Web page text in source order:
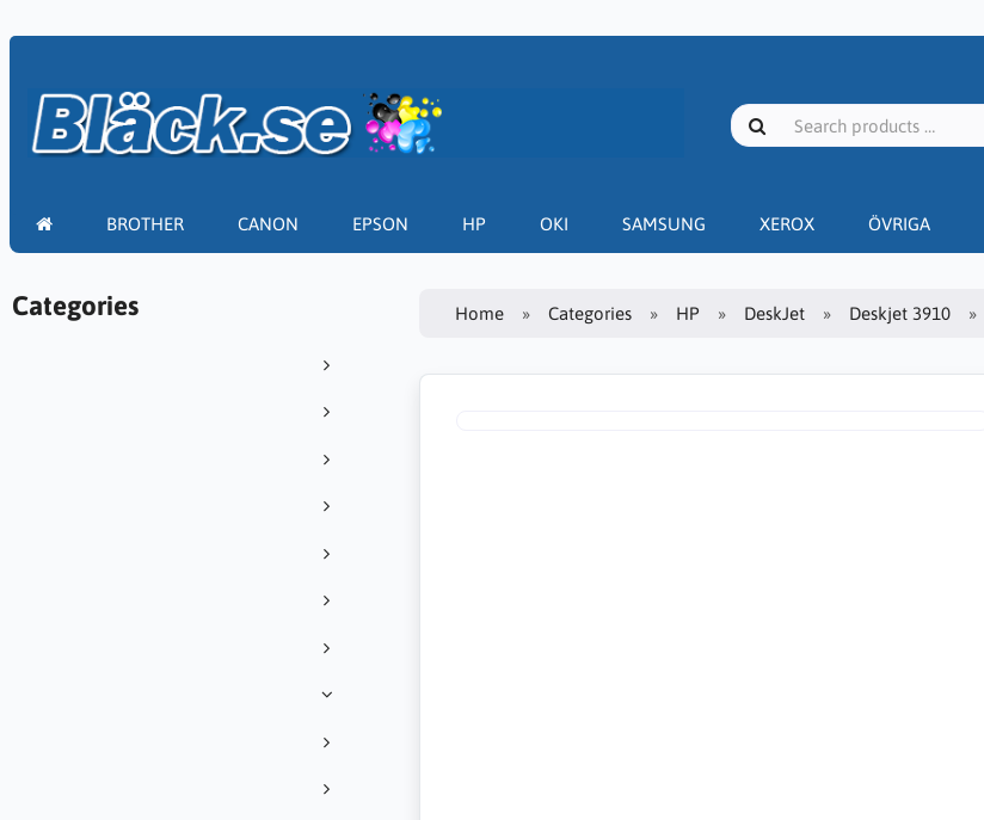
BROTHER CANON EPSON HP OKI SAMSUNG XEROX ÖVRIGA
Categories Home Categories HP DeskJet Deskjet 3910